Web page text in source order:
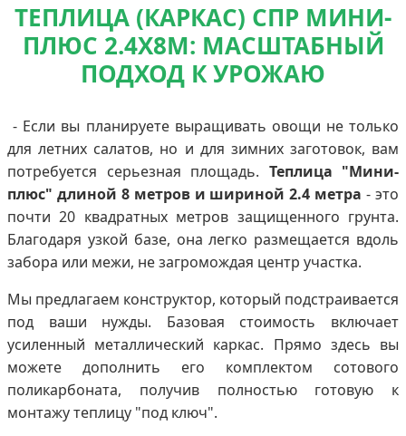
ТЕПЛИЦА (КАРКАС) СПР МИНИ-
ПЛЮС 2.4Х8М: МАСШТАБНЫЙ
ПОДХОД К УРОЖАЮ
- Если вы планируете выращивать овощи не только
для летних салатов, но и для зимних заготовок, вам
потребуется серьезная площадь. Теплица "Мини-
плюс" длиной 8 метров и шириной 2.4 метра - это
почти 20 квадратных метров защищенного грунта.
Благодаря узкой базе, она легко размещается вдоль
забора или межи, не загромождая центр участка.
Мы предлагаем конструктор, который подстраивается
под ваши нужды. Базовая стоимость включает
усиленный металлический каркас. Прямо здесь вы
можете дополнить его комплектом сотового
поликарбоната, получив полностью готовую к
монтажу теплицу "под ключ".